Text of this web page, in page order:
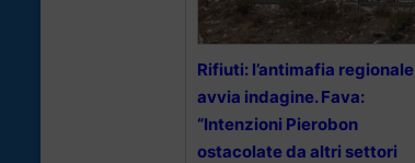
Rifiuti: l’antimafia regionale
avvia indagine. Fava:
“Intenzioni Pierobon
ostacolate da altri settori